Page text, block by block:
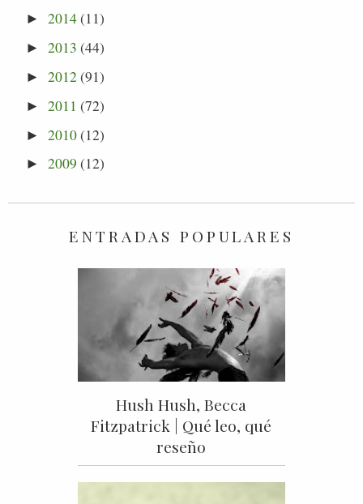
►2014(11)
►2013 (44)
►2012(91)
►2011 (72)
►2010(12)
►2009 (12)
ENTRADAS POPULARES
Hush Hush, Becca
Fitzpatrick | Qué leo, qué
reseño